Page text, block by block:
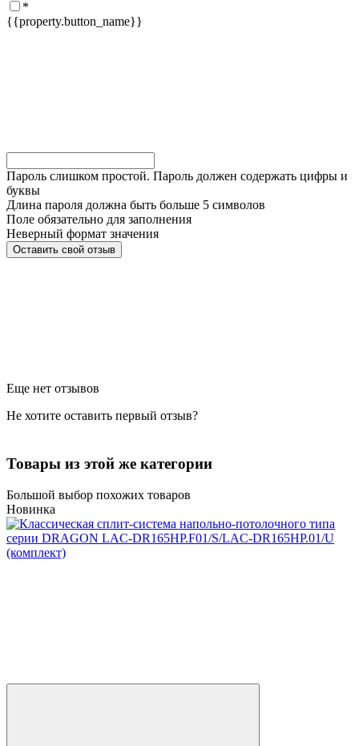
*
{{property.button_name}}
Пароль слишком простой. Пароль должен содержать цифры и
буквы
Длина пароля должна быть больше 5 символов
Поле обязательно для заполнения
Неверный формат значения
Еще нет отзывов
Не хотите оставить первый отзыв?
Товары из этой же категории
Большой выбор похожих товаров
Новинка